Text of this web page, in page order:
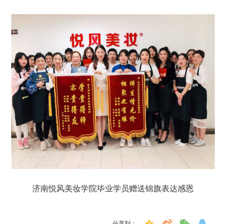
济南悦风美妆学院毕业学员赠送锦旗表达感恩